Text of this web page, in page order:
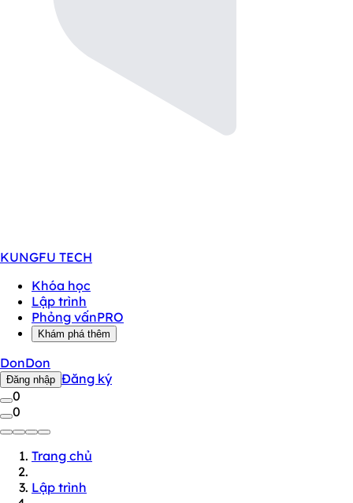
KUNGFU TECH
Khóa học
Lập trình
Phỏng vấnPRO
Khám phá thêm
DonDon
Đăng nhập Đăng ký
0
0
Trang chủ
Lập trình